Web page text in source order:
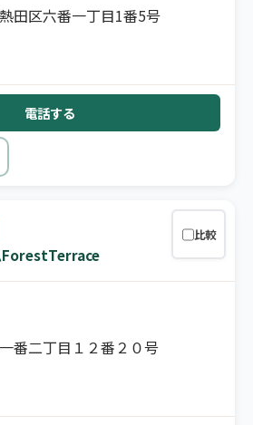
田区六番一丁目1番5号
電話する
ForestTerrace
番二丁目１２番２０号
比較